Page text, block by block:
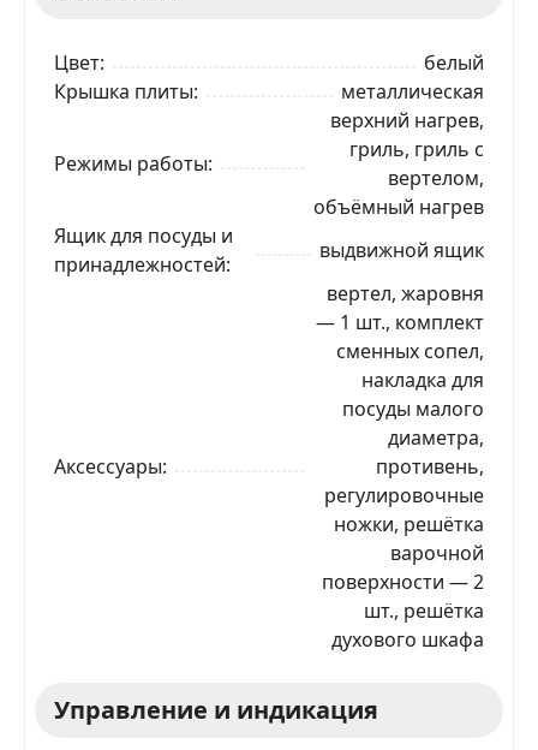
Цвет
белый
Крышка плиты
металлическая
Режимы работы
верхний нагрев,
гриль, гриль с
вертелом,
объёмный нагрев
Ящик для посуды и
принадлежностей
выдвижной ящик
Аксессуары
вертел, жаровня
— 1 шт., комплект
сменных сопел,
накладка для
посуды малого
диаметра,
противень,
регулировочные
ножки, решётка
варочной
поверхности — 2
шт., решётка
духового шкафа
Управление и индикация